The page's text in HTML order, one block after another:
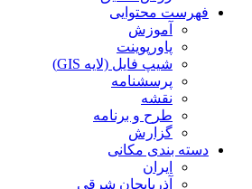
فهرست محتوایی
آموزش
پاورپوینت
شیپ فایل (لایه GIS)
پرسشنامه
نقشه
طرح و برنامه
گزارش
دسته بندی مکانی
ایران
آذربایجان شرقی